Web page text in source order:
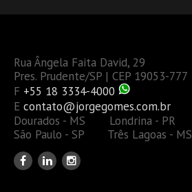
Rua Ângela Faita David, 29
Pres. Prudente/SP | CEP 19053-777
F +55 18 3334-4000
E contato@jorgegomes.com.br
Dourados - MS Londrina - PR
São Paulo - SP Três Lagoas - MS